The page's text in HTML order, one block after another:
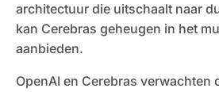
architectuur die uitschaalt naar
kan Cerebras geheugen in het
aanbieden.
OpenAI en Cerebras verwachten